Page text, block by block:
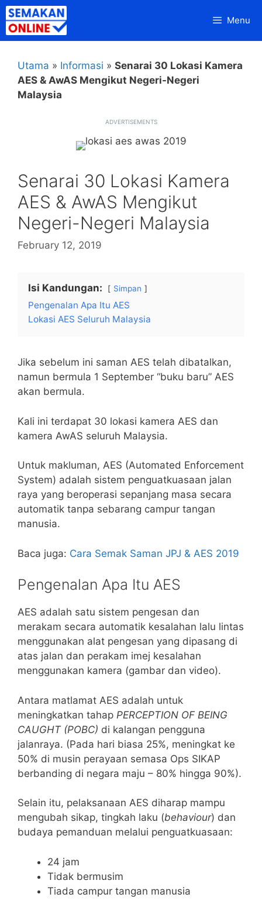
Skip
to
content
Menu
Utama » Informasi » Senarai 30 Lokasi Kamera
AES & AwAS Mengikut Negeri-Negeri
Malaysia
ADVERTISEMENTS
Senarai 30 Lokasi Kamera
AES & AwAS Mengikut
Negeri-Negeri Malaysia
February 12, 2019
Isi Kandungan: Simpan
Pengenalan Apa Itu AES
Lokasi AES Seluruh Malaysia
Jika sebelum ini saman AES telah dibatalkan,
namun bermula 1 September “buku baru” AES
akan bermula.
Kali ini terdapat 30 lokasi kamera AES dan
kamera AwAS seluruh Malaysia.
Untuk makluman, AES (Automated Enforcement
System) adalah sistem penguatkuasaan jalan
raya yang beroperasi sepanjang masa secara
automatik tanpa sebarang campur tangan
manusia.
Baca juga: Cara Semak Saman JPJ & AES 2019
Pengenalan Apa Itu AES
AES adalah satu sistem pengesan dan
merakam secara automatik kesalahan lalu lintas
menggunakan alat pengesan yang dipasang di
atas jalan dan perakam imej kesalahan
menggunakan kamera (gambar dan video).
Antara matlamat AES adalah untuk
meningkatkan tahap PERCEPTION OF BEING
CAUGHT (POBC) di kalangan pengguna
jalanraya. (Pada hari biasa 25%, meningkat ke
50% di musin perayaan semasa Ops SIKAP
berbanding di negara maju – 80% hingga 90%).
Selain itu, pelaksanaan AES diharap mampu
mengubah sikap, tingkah laku (behaviour) dan
budaya pemanduan melalui penguatkuasaan:
24 jam
Tidak bermusim
Tiada campur tangan manusia